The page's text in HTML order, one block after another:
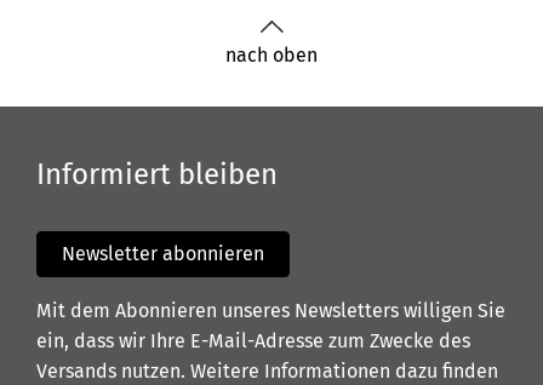
nach oben
Informiert bleiben
Newsletter abonnieren
Mit dem Abonnieren unseres Newsletters willigen Sie
ein, dass wir Ihre E-Mail-Adresse zum Zwecke des
Versands nutzen. Weitere Informationen dazu finden